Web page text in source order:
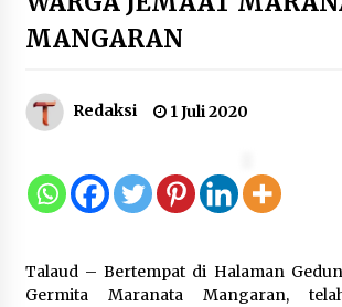
Pasaran
9 Kopi Botol Terbaik
untuk Menemani
MANGARAN
Redaksi 1 Juli 2020
Talaud – Bertempat di Halaman
Germita Maranata Mangaran,